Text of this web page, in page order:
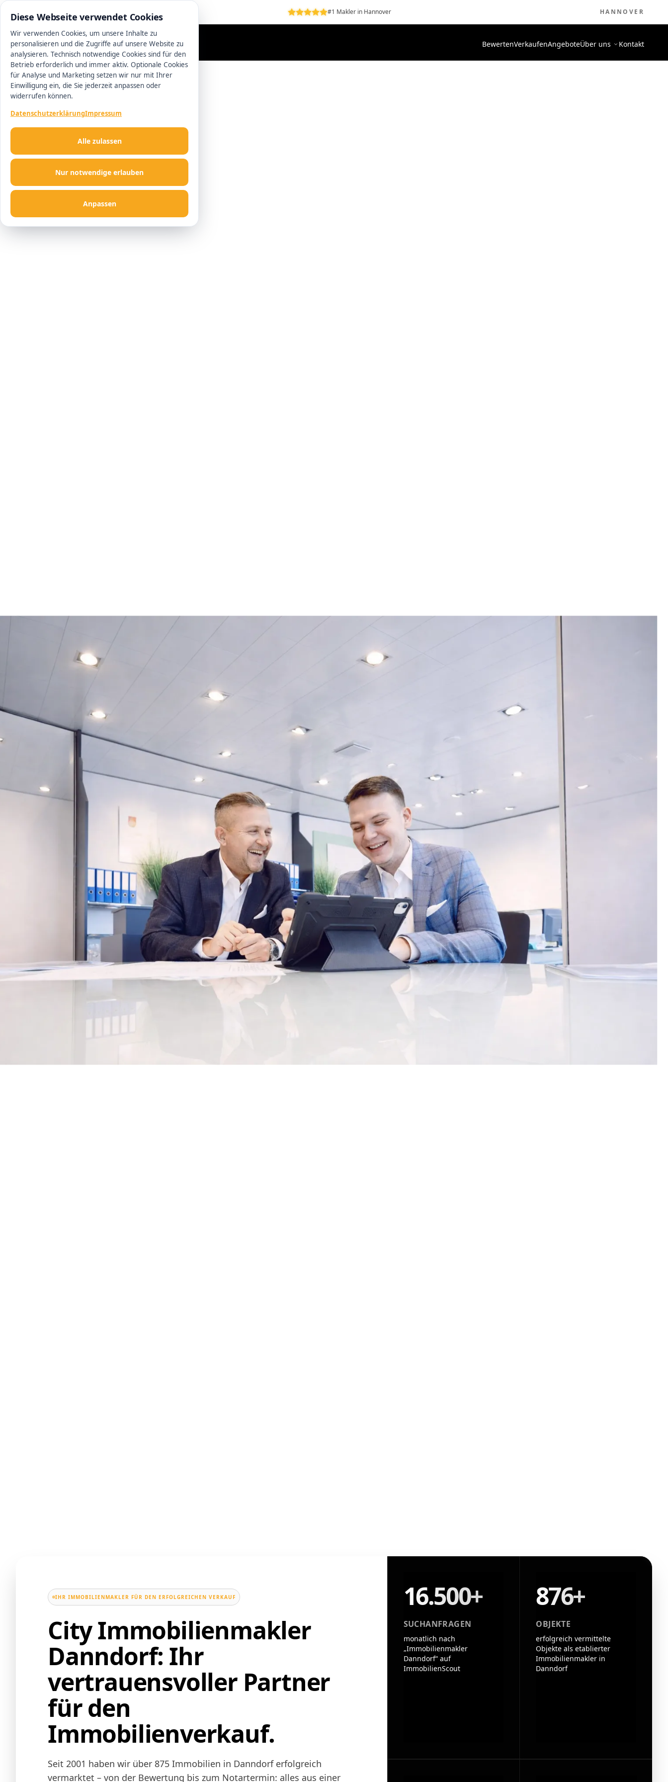
0511 13221100 #1 Makler in Hannover HANNOVER
BewertenVerkaufenAngeboteÜber uns Kontakt
IHR IMMOBILIENMAKLER FÜR DEN ERFOLGREICHEN VERKAUF
City Immobilienmakler
Danndorf: Ihr
vertrauensvoller Partner
für den
Immobilienverkauf.
Seit 2001 haben wir über 875 Immobilien in Danndorf erfolgreich
vermarktet – von der Bewertung bis zum Notartermin: alles aus einer
16.500+
SUCHANFRAGEN
monatlich nach
„Immobilienmakler
Danndorf“ auf
ImmobilienScout
876+
OBJEKTE
erfolgreich vermittelte
Objekte als etablierter
Immobilienmakler in
Danndorf
Diese Webseite verwendet Cookies
Wir verwenden Cookies, um unsere Inhalte zu
personalisieren und die Zugriffe auf unsere Website zu
analysieren. Technisch notwendige Cookies sind für den
Betrieb erforderlich und immer aktiv. Optionale Cookies
für Analyse und Marketing setzen wir nur mit Ihrer
Einwilligung ein, die Sie jederzeit anpassen oder
widerrufen können.
DatenschutzerklärungImpressum
Nur notwendige erlauben
Anpassen
Alle zulassen